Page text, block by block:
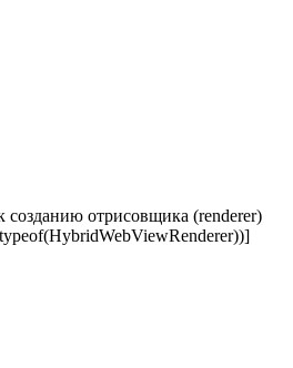
созданию отрисовщика (renderer)